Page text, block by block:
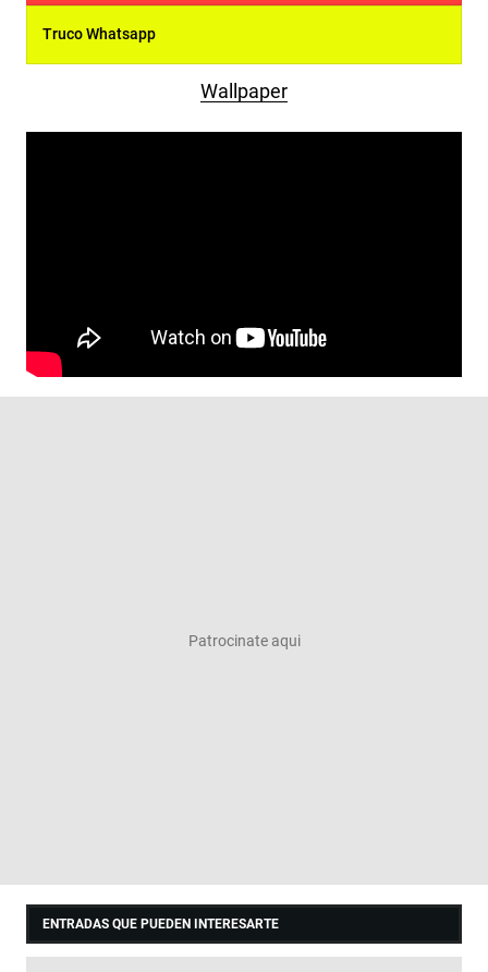
Truco Whatsapp
Wallpaper
ENTRADAS QUE PUEDEN INTERESARTE